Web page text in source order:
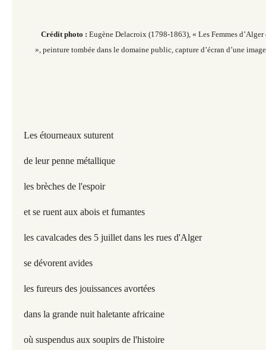
Crédit photo : Eugène Delacroix (1798-1863), « Les Femmes
», peinture tombée dans le domaine public, capture d’écran d’une
Les étourneaux suturent
de leur penne métallique
les brèches de l'espoir
et se ruent aux abois et fumantes
les cavalcades des 5 juillet dans les rues d'Alger
se dévorent avides
les fureurs des jouissances avortées
dans la grande nuit haletante africaine
où suspendus aux soupirs de l'histoire